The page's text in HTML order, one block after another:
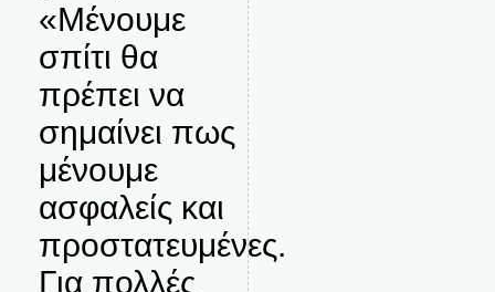
«Μένουμε
σπίτι θα
πρέπει να
σημαίνει πως
μένουμε
ασφαλείς και
προστατευμένες.
Για πολλές